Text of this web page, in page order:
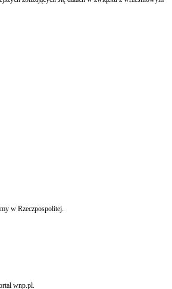
zostanie przyjęty, może pojawić się groźba jej likwidacji. Gdyby do takiej sytuacji doszło, byłby to pierwszy przypadek w historii polskiego samorządu terytorialnego czytamy w Rzeczpospolitej.
wnp.pl.